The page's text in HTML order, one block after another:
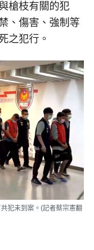
槍枝有關的犯
、傷害、強制等
之犯行。
犯未到案。(記者蔡宗憲翻